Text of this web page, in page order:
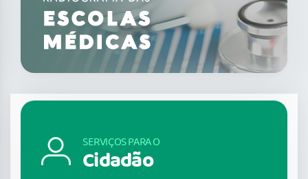
SERVIÇOS PARA O
Cidadão